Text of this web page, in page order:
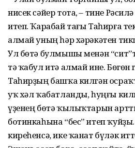
нисек сәйер тота, – тине
итеп. Ҡарабай тағы Таһирға
алмай уның һәр хәрәкәтен
Ул бөтә булмышы менән
тә ҡабул итә алмай ине. Бөгөн
Таһирҙың башҡа килгән
уҡ хәл ҡабатланды, һуңғы
үҙенең бөтә ҡылыҡтарын
ботинкаһына “бес” итеп ҡуйҙы.
киреһенсә, ике ҡанат бүләк